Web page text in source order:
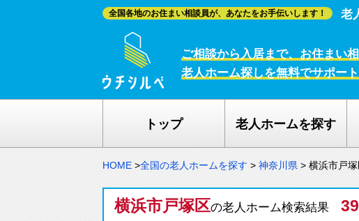
全国各地のお住まい相談員が、あなたをお手伝いします！ 老
ご相談から入居まで、お住まい
老人ホーム探しを無料でサポート
トップ 老人ホームを探す
HOME >全国の老人ホームを探す > 神奈川県 > 横浜市戸
横浜市戸塚区の老人ホーム検索結果